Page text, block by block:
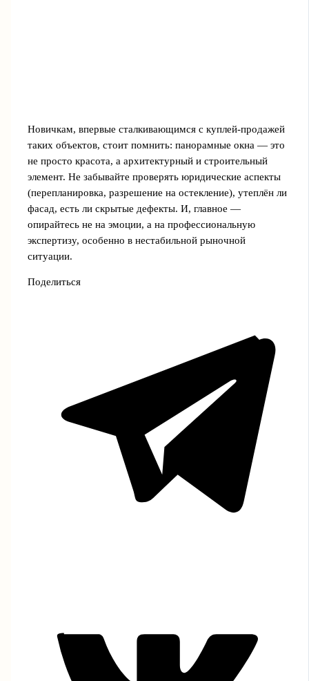
Новичкам, впервые сталкивающимся с куплей-продажей
таких объектов, стоит помнить: панорамные окна — это
не просто красота, а архитектурный и строительный
элемент. Не забывайте проверять юридические аспекты
(перепланировка, разрешение на остекление), утеплён ли
фасад, есть ли скрытые дефекты. И, главное —
опирайтесь не на эмоции, а на профессиональную
экспертизу, особенно в нестабильной рыночной
ситуации.
Поделиться